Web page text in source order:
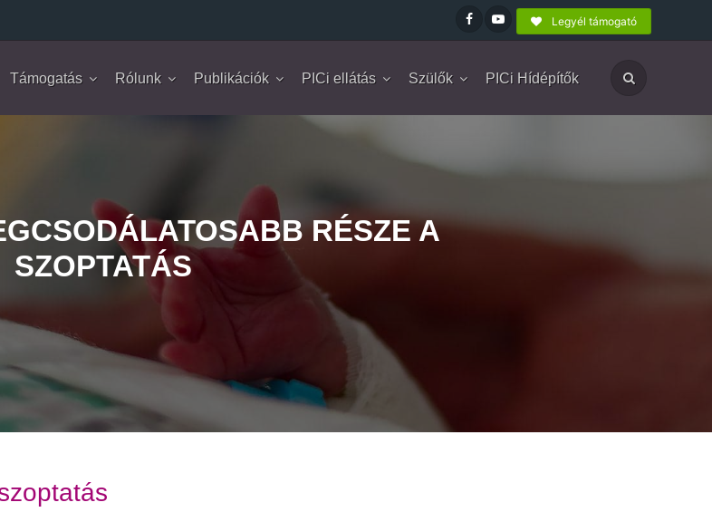
Legyél támogató
Támogatás Rólunk Publikációk PICi ellátás Szülők PICi Hídépítők
RÉSZE A
SZOPTATÁS